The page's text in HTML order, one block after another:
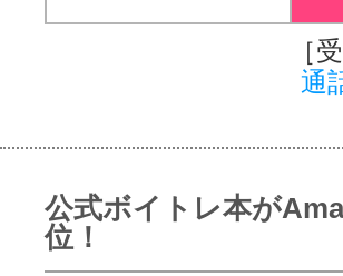
［
通
公式ボイトレ本が
位！